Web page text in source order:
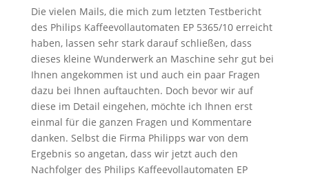
Die vielen Mails, die mich zum letzten Testbericht
des Philips Kaffeevollautomaten EP 5365/10 erreicht
haben, lassen sehr stark darauf schließen, dass
dieses kleine Wunderwerk an Maschine sehr gut bei
Ihnen angekommen ist und auch ein paar Fragen
dazu bei Ihnen auftauchten. Doch bevor wir auf
diese im Detail eingehen, möchte ich Ihnen erst
einmal für die ganzen Fragen und Kommentare
danken. Selbst die Firma Philipps war von dem
Ergebnis so angetan, dass wir jetzt auch den
Nachfolger des Philips Kaffeevollautomaten EP